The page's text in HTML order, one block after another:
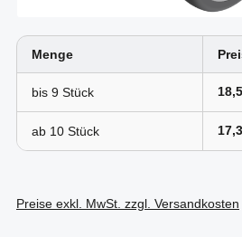
Menge
bis 9
ab 10
Preise exkl. MwSt. zzgl. Versandkosten